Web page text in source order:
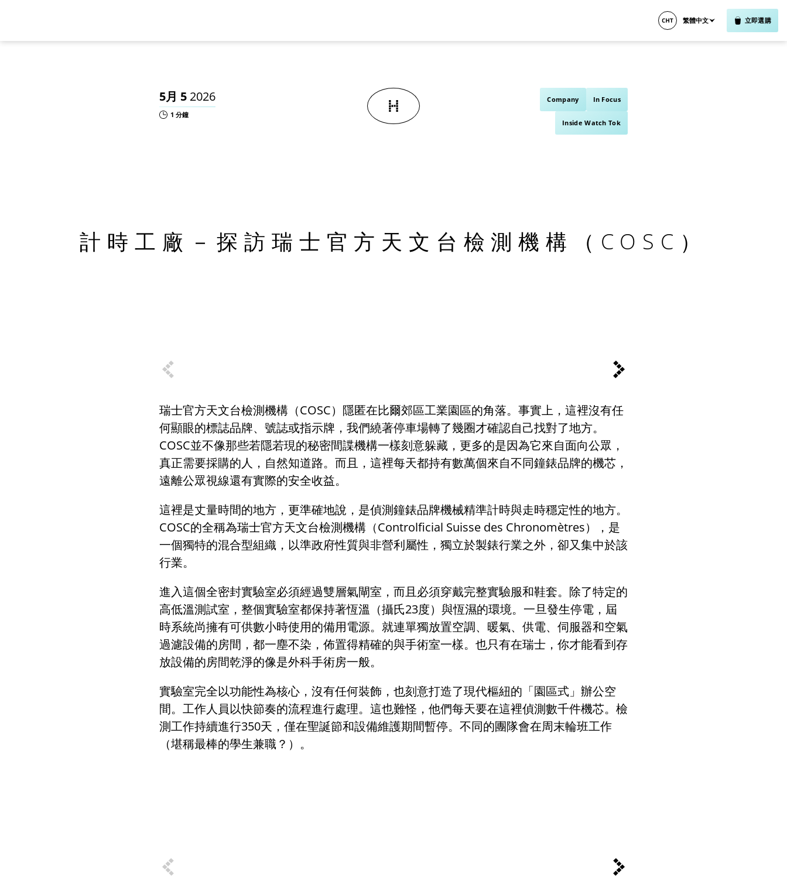
繁體中文 立即選購
Company In Focus
Inside Watch Tok
5月 5 2026
1 分鐘
計時工廠－探訪瑞士官方天文台檢測機構（COSC）
瑞士官方天文台檢測機構（COSC）隱匿在比爾郊區工業園區的角落。事實上，這裡沒有任
何顯眼的標誌品牌、號誌或指示牌，我們繞著停車場轉了幾圈才確認自己找對了地方。
COSC並不像那些若隱若現的秘密間諜機構一樣刻意躲藏，更多的是因為它來自面向公眾，
真正需要採購的人，自然知道路。而且，這裡每天都持有數萬個來自不同鐘錶品牌的機芯，
遠離公眾視線還有實際的安全收益。
這裡是丈量時間的地方，更準確地說，是偵測鐘錶品牌機械精準計時與走時穩定性的地方。
COSC的全稱為瑞士官方天文台檢測機構（Controlficial Suisse des Chronomètres），是
一個獨特的混合型組織，以準政府性質與非營利屬性，獨立於製錶行業之外，卻又集中於該
行業。
進入這個全密封實驗室必須經過雙層氣閘室，而且必須穿戴完整實驗服和鞋套。除了特定的
高低溫測試室，整個實驗室都保持著恆溫（攝氏23度）與恆濕的環境。一旦發生停電，屆
時系統尚擁有可供數小時使用的備用電源。就連單獨放置空調、暖氣、供電、伺服器和空氣
過濾設備的房間，都一塵不染，佈置得精確的與手術室一樣。也只有在瑞士，你才能看到存
放設備的房間乾淨的像是外科手術房一般。
實驗室完全以功能性為核心，沒有任何裝飾，也刻意打造了現代樞紐的「園區式」辦公空
間。工作人員以快節奏的流程進行處理。這也難怪，他們每天要在這裡偵測數千件機芯。檢
測工作持續進行350天，僅在聖誕節和設備維護期間暫停。不同的團隊會在周末輪班工作
（堪稱最棒的學生兼職？）。